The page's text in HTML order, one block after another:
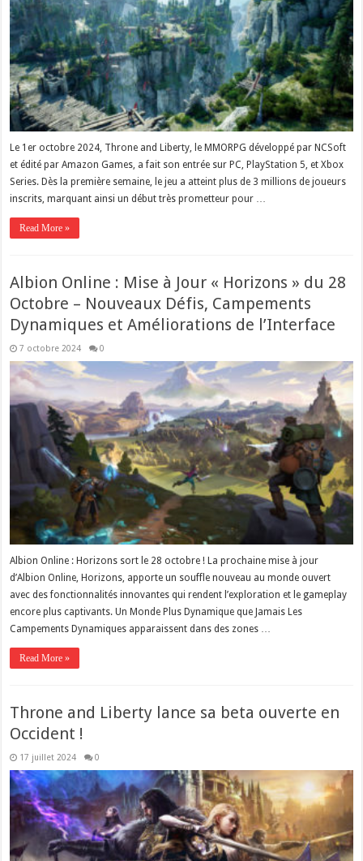
Le 1er octobre 2024, Throne and Liberty, le MMORPG développé par NCSoft
et édité par Amazon Games, a fait son entrée sur PC, PlayStation 5, et Xbox
Series. Dès la première semaine, le jeu a atteint plus de 3 millions de joueurs
inscrits, marquant ainsi un début très prometteur pour …
Read More »
Albion Online : Mise à Jour « Horizons » du 28
Octobre – Nouveaux Défis, Campements
Dynamiques et Améliorations de l’Interface
7 octobre 2024 0
Albion Online : Horizons sort le 28 octobre ! La prochaine mise à jour
d’Albion Online, Horizons, apporte un souffle nouveau au monde ouvert
avec des fonctionnalités innovantes qui rendent l’exploration et le gameplay
encore plus captivants. Un Monde Plus Dynamique que Jamais Les
Campements Dynamiques apparaissent dans des zones …
Read More »
Throne and Liberty lance sa beta ouverte en
Occident !
17 juillet 2024 0